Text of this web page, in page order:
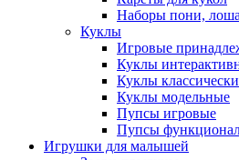
Наборы пони,
Куклы
Игровые
Куклы
Куклы
Куклы модельные
Пупсы игровые
Пупсы
Игрушки для малышей